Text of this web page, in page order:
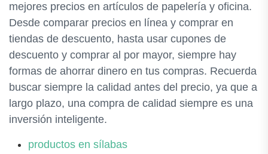
mejores precios en artículos de papelería y oficina.
Desde comparar precios en línea y comprar en
tiendas de descuento, hasta usar cupones de
descuento y comprar al por mayor, siempre hay
formas de ahorrar dinero en tus compras. Recuerda
buscar siempre la calidad antes del precio, ya que a
largo plazo, una compra de calidad siempre es una
inversión inteligente.
productos en sílabas